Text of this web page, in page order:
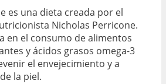
es una dieta creada por el
Nicholas Perricone.
en el consumo de alimentos
y ácidos grasos omega-3
el envejecimiento y a
la piel.